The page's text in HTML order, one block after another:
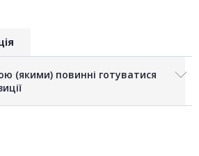
(якими) повинні готуватися